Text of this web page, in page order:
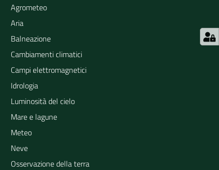
Agrometeo
Aria
Balneazione
Cambiamenti climatici
Campi elettromagnetici
Idrologia
Luminosità del cielo
Mare e lagune
Meteo
Neve
Osservazione della terra